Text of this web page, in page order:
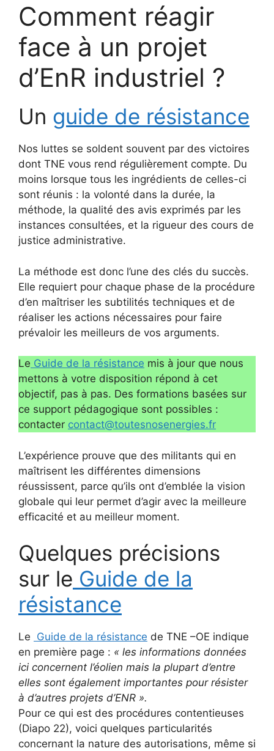
Comment réagir
face à un projet
d’EnR industriel ?
Un guide de résistance
Nos luttes se soldent souvent par des victoires
dont TNE vous rend régulièrement compte. Du
moins lorsque tous les ingrédients de celles-ci
sont réunis : la volonté dans la durée, la
méthode, la qualité des avis exprimés par les
instances consultées, et la rigueur des cours de
justice administrative.
La méthode est donc l’une des clés du succès.
Elle requiert pour chaque phase de la procédure
d’en maîtriser les subtilités techniques et de
réaliser les actions nécessaires pour faire
prévaloir les meilleurs de vos arguments.
Le Guide de la résistance mis à jour que nous
mettons à votre disposition répond à cet
objectif, pas à pas. Des formations basées sur
ce support pédagogique sont possibles :
contacter contact@toutesnosenergies.fr
L’expérience prouve que des militants qui en
maîtrisent les différentes dimensions
réussissent, parce qu’ils ont d’emblée la vision
globale qui leur permet d’agir avec la meilleure
efficacité et au meilleur moment.
Quelques précisions
sur le Guide de la
résistance
Le Guide de la résistance de TNE –OE indique
en première page : « les informations données
ici concernent l’éolien mais la plupart d’entre
elles sont également importantes pour résister
à d’autres projets d’ENR ».
Pour ce qui est des procédures contentieuses
(Diapo 22), voici quelques particularités
concernant la nature des autorisations, même si